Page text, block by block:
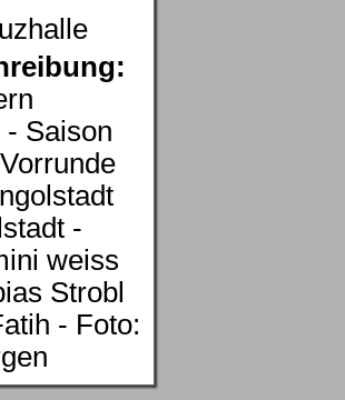
- Saison
-
weiss
Strobl
- Foto: